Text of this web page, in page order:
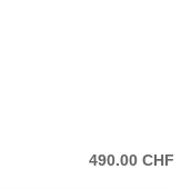
490.00 CHF